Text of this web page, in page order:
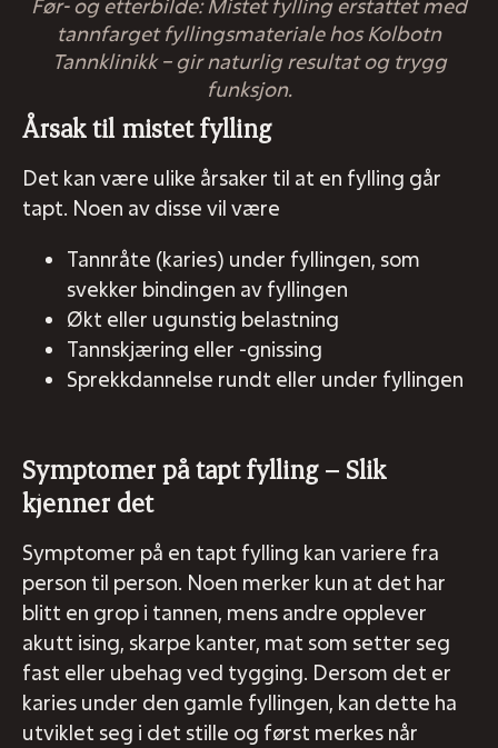
Før- og etterbilde: Mistet fylling erstattet med
tannfarget fyllingsmateriale hos Kolbotn
Tannklinikk – gir naturlig resultat og trygg
funksjon.
Årsak til mistet fylling
Det kan være ulike årsaker til at en fylling går
tapt. Noen av disse vil være
Tannråte (karies) under fyllingen, som
svekker bindingen av fyllingen
Økt eller ugunstig belastning
Tannskjæring eller -gnissing
Sprekkdannelse rundt eller under fyllingen
Symptomer på tapt fylling – Slik
kjenner det
Symptomer på en tapt fylling kan variere fra
person til person. Noen merker kun at det har
blitt en grop i tannen, mens andre opplever
akutt ising, skarpe kanter, mat som setter seg
fast eller ubehag ved tygging. Dersom det er
karies under den gamle fyllingen, kan dette ha
utviklet seg i det stille og først merkes når